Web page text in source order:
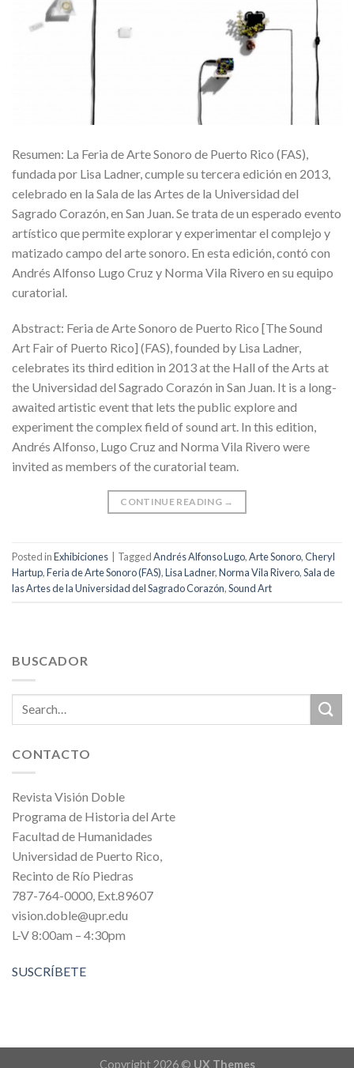
Resumen: La Feria de Arte Sonoro de Puerto Rico (FAS),
fundada por Lisa Ladner, cumple su tercera edición en 2013,
celebrado en la Sala de las Artes de la Universidad del
Sagrado Corazón, en San Juan. Se trata de un esperado evento
artístico que permite explorar y experimentar el complejo y
matizado campo del arte sonoro. En esta edición, contó con
Andrés Alfonso Lugo Cruz y Norma Vila Rivero en su equipo
curatorial.
Abstract: Feria de Arte Sonoro de Puerto Rico [The Sound
Art Fair of Puerto Rico] (FAS), founded by Lisa Ladner,
celebrates its third edition in 2013 at the Hall of the Arts at
the Universidad del Sagrado Corazón in San Juan. It is a long-
awaited artistic event that lets the public explore and
experiment the complex field of sound art. In this edition,
Andrés Alfonso, Lugo Cruz and Norma Vila Rivero were
invited as members of the curatorial team.
CONTINUE READING →
Posted inExhibiciones TaggedAndrés Alfonso Lugo,Arte Sonoro,Cheryl
Hartup,Feria de Arte Sonoro (FAS),Lisa Ladner,Norma Vila Rivero,Sala de
las Artes de la Universidad del Sagrado Corazón,Sound Art
BUSCADOR
CONTACTO
Revista Visión Doble
Programa de Historia del Arte
Facultad de Humanidades
Universidad de Puerto Rico,
Recinto de Río Piedras
787-764-0000, Ext.89607
vision.doble@upr.edu
L-V 8:00am – 4:30pm
SUSCRÍBETE
Copyright 2026 © UX Themes